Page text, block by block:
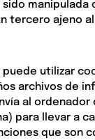
manipulada
tercero ajeno al
puede utilizar
archivos de
al ordenador
para llevar a
que son